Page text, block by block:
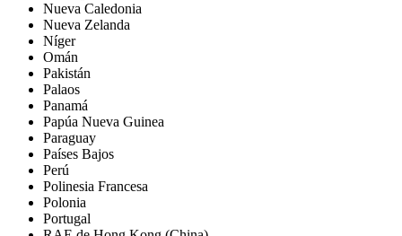
Nueva Caledonia
Nueva Zelanda
Níger
Omán
Pakistán
Palaos
Panamá
Papúa Nueva Guinea
Paraguay
Países Bajos
Perú
Polinesia Francesa
Polonia
Portugal